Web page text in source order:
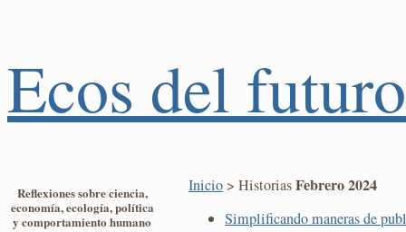
Ecos del futuro
Reflexiones sobre ciencia,
economía, ecología, política
y comportamiento humano
Inicio > HistoriasFebrero 2024
Simplificando maneras de